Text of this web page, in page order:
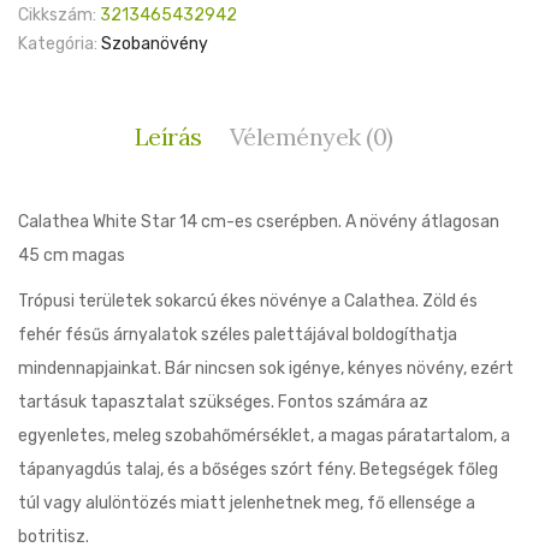
Cikkszám: 3213465432942
Kategória: Szobanövény
Leírás Vélemények (0)
Calathea White Star 14 cm-es cserépben. A növény átlagosan
45 cm magas
Trópusi területek sokarcú ékes növénye a Calathea. Zöld és
fehér fésűs árnyalatok széles palettájával boldogíthatja
mindennapjainkat. Bár nincsen sok igénye, kényes növény, ezért
tartásuk tapasztalat szükséges. Fontos számára az
egyenletes, meleg szobahőmérséklet, a magas páratartalom, a
tápanyagdús talaj, és a bőséges szórt fény. Betegségek főleg
túl vagy alulöntözés miatt jelenhetnek meg, fő ellensége a
botritisz.